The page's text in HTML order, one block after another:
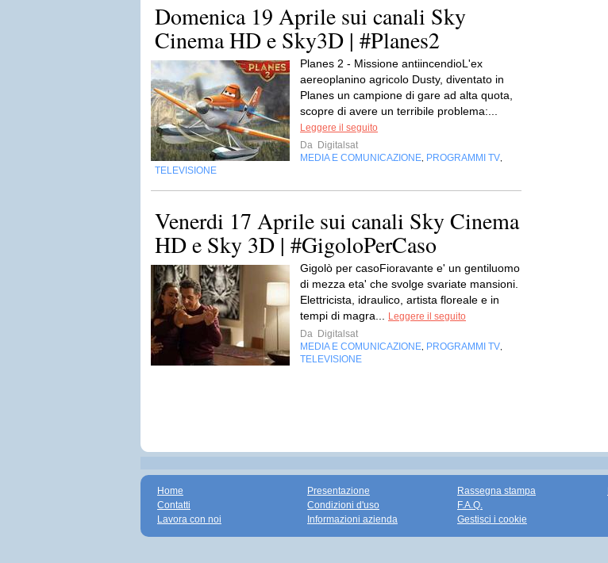
Domenica 19 Aprile sui canali Sky
Cinema HD e Sky3D | #Planes2
Planes 2 - Missione antiincendioL'ex
aereoplanino agricolo Dusty, diventato in
Planes un campione di gare ad alta quota,
scopre di avere un terribile problema:...
Leggere il seguito
Da Digitalsat
MEDIA E COMUNICAZIONE PROGRAMMI TV
TELEVISIONE
Venerdi 17 Aprile sui canali Sky Cinema
HD e Sky 3D | #GigoloPerCaso
Gigolò per casoFioravante e' un gentiluomo
di mezza eta' che svolge svariate mansioni.
Elettricista, idraulico, artista floreale e in
tempi di magra...
Leggere il seguito
Da Digitalsat
MEDIA E COMUNICAZIONE PROGRAMMI TV
TELEVISIONE
Home
Contatti
Lavora con noi
Presentazione
Condizioni d'uso
Informazioni azienda
Rassegna stampa
F.A.Q.
Gestisci i cookie